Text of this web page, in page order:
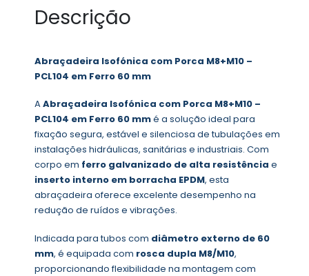
Descrição
Abraçadeira Isofónica com Porca M8+M10 –
PCL104 em Ferro 60 mm
AAbraçadeira Isofónica com Porca M8+M10 –
PCL104 em Ferro 60 mmé a solução ideal para
fixação segura, estável e silenciosa de tubulações em
instalações hidráulicas, sanitárias e industriais. Com
corpo em ferro galvanizado de alta resistência e
inserto interno em borracha EPDM, esta
abraçadeira oferece excelente desempenho na
redução de ruídos e vibrações.
Indicada para tubos com diâmetro externo de 60
mm, é equipada com rosca dupla M8/M10,
proporcionando flexibilidade na montagem com